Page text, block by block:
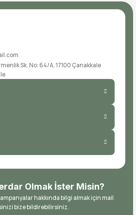
Sk. No: 64/A, 17100 Çanakkale
Olmak İster Misin?
hakkında bilgi almak için mail
bize bildirebilirsiniz.